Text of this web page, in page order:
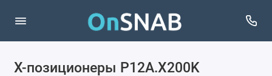
X-позиционеры P12A.X200K